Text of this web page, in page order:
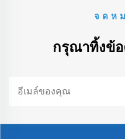
จดห
กรุณาทิ้งข้อ